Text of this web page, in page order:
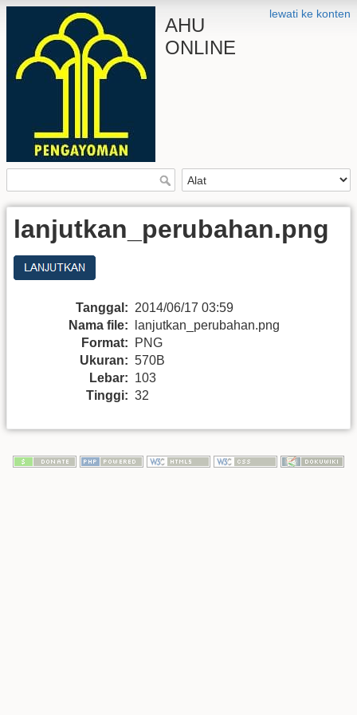
lewati ke konten
AHU
ONLINE
lanjutkan_perubahan.png
Tanggal: 2014/06/17 03:59
Nama file:
lanjutkan_perubahan.png
Format:
PNG
Ukuran: 570B
Lebar: 103
Tinggi: 32